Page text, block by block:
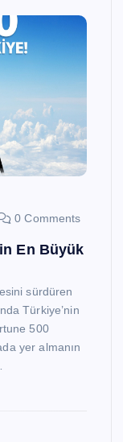
0 Comments
En Büyük
sürdüren
Türkiye’nin
500
yer almanın